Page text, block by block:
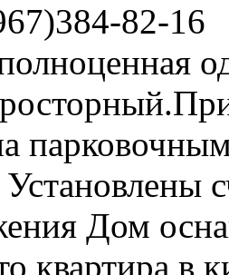
82-16
Дом
квартира в